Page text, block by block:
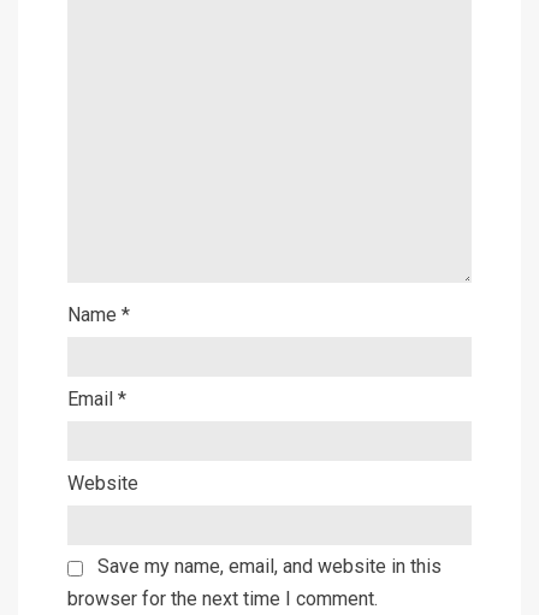
Name *
Email *
Website
Save my name, email, and website in this
browser for the next time I comment.